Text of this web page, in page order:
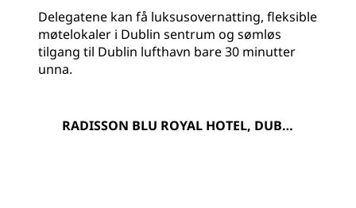
Delegatene kan få luksusovernatting, fleksible
møtelokaler i Dublin sentrum og sømløs
tilgang til Dublin lufthavn bare 30 minutter
unna.
RADISSON BLU ROYAL HOTEL, DUBLI